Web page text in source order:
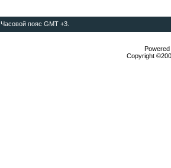
. Часовой пояс GMT +3.
Copyright